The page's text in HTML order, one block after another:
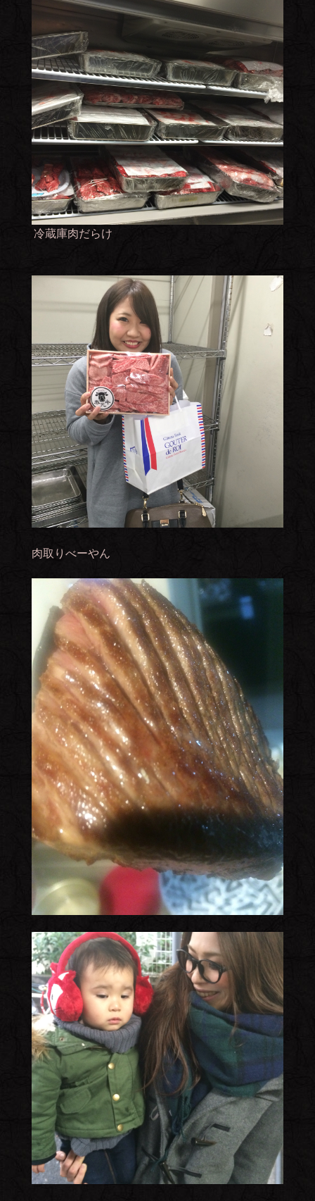
冷蔵庫肉だらけ
肉取りべーやん